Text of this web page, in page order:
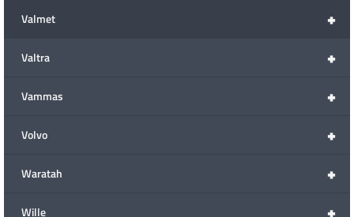
+
Valmet
+
Valtra
+
Vammas
+
Volvo
+
Waratah
+
Wille